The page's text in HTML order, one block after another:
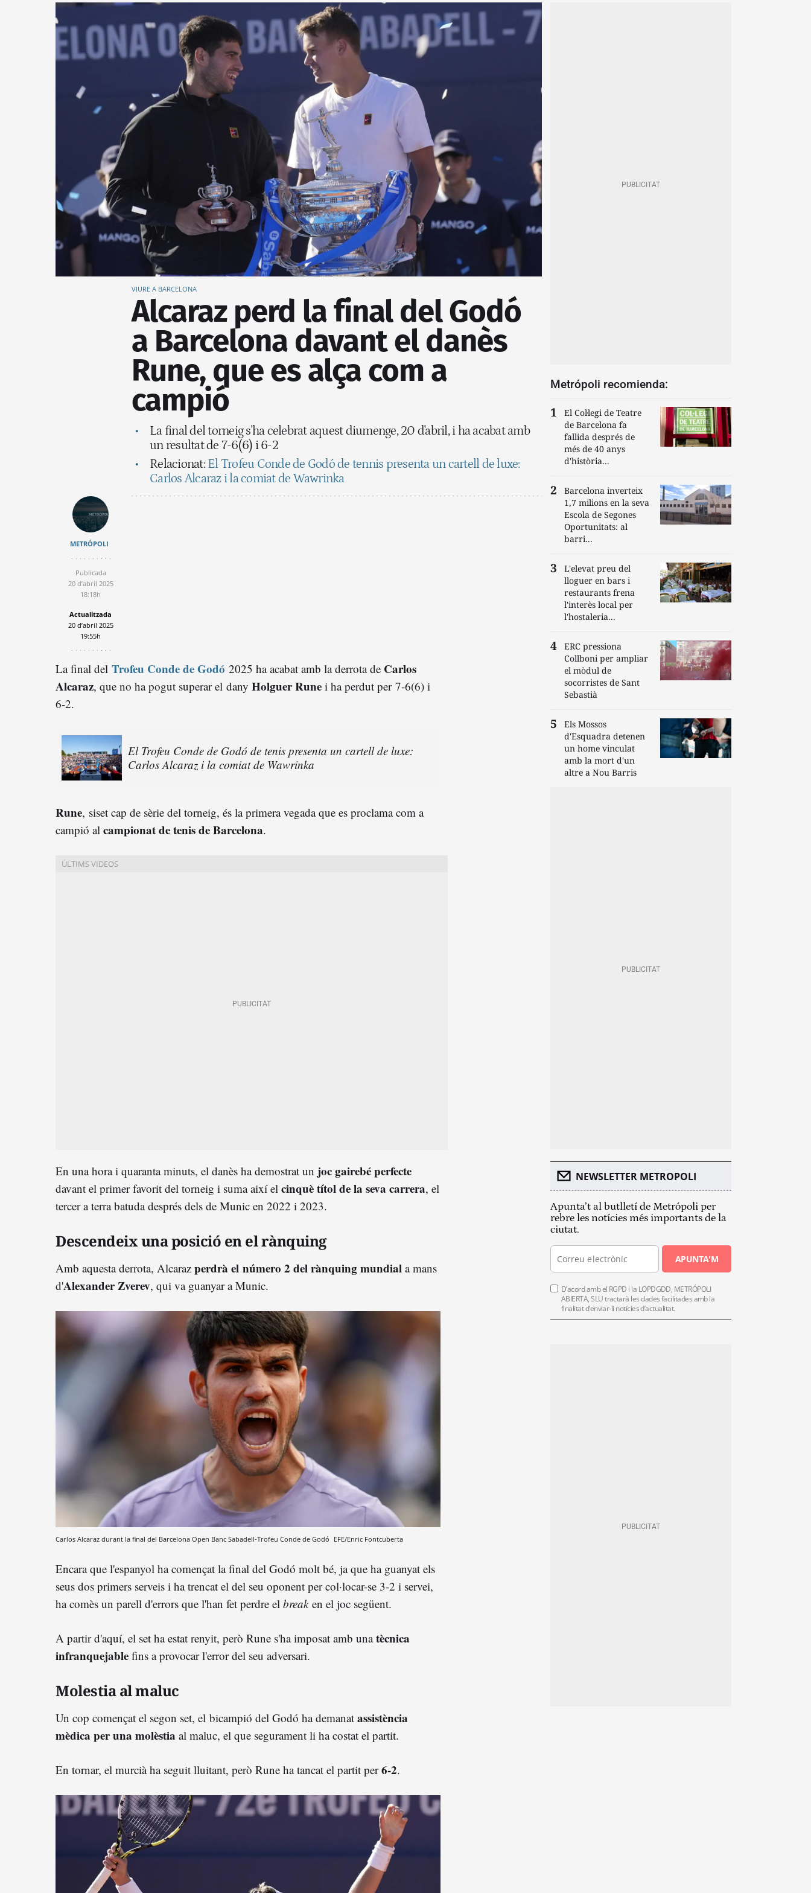
VIURE A BARCELONA
Alcaraz perd la final del Godó
a Barcelona davant el danès
Rune, que es alça com a
campió
La final del torneig s'ha celebrat aquest diumenge, 20 d'abril, i ha acabat amb
un resultat de 7-6(6) i 6-2
Relacionat: El Trofeu Conde de Godó de tennis presenta un cartell de luxe:
Carlos Alcaraz i la comiat de Wawrinka
METRÓPOLI
Publicada
20 d’abril 2025
18:18h
Actualitzada
20 d’abril 2025
19:55h
La final del Trofeu Conde de Godó 2025 ha acabat amb la derrota de Carlos
Alcaraz, que no ha pogut superar el dany Holguer Rune i ha perdut per 7-6(6) i
6-2.
El Trofeu Conde de Godó de tenis presenta un cartell de luxe:
Carlos Alcaraz i la comiat de Wawrinka
Rune, siset cap de sèrie del torneig, és la primera vegada que es proclama com a
campió al campionat de tenis de Barcelona.
En una hora i quaranta minuts, el danès ha demostrat un joc gairebé perfecte
davant el primer favorit del torneig i suma així el cinquè títol de la seva carrera, el
tercer a terra batuda després dels de Munic en 2022 i 2023.
Descendeix una posició en el rànquing
Amb aquesta derrota, Alcaraz perdrà el número 2 del rànquing mundial a mans
d'Alexander Zverev, qui va guanyar a Munic.
Carlos Alcaraz durant la final del Barcelona Open Banc Sabadell-Trofeu Conde de Godó EFE/Enric Fontcuberta
Encara que l'espanyol ha començat la final del Godó molt bé, ja que ha guanyat els
seus dos primers serveis i ha trencat el del seu oponent per col·locar-se 3-2 i servei,
ha comès un parell d'errors que l'han fet perdre el breaken el joc següent.
A partir d'aquí, el set ha estat renyit, però Rune s'ha imposat amb unatècnica
infranquejable fins a provocar l'error del seu adversari.
Molestia al maluc
Un cop començat el segon set, el bicampió del Godó ha demanat assistència
mèdica per una molèstia al maluc, el que segurament li ha costat el partit.
En tornar, el murcià ha seguit lluitant, però Rune ha tancat el partit per6-2.
Metrópoli recomienda:
El Col·legi de Teatre
de Barcelona fa
fallida després de
més de 40 anys
d'història...
Barcelona inverteix
1,7 milions en la seva
Escola de Segones
Oportunitats: al
barri...
L'elevat preu del
lloguer en bars i
restaurants frena
l'interès local per
l'hostaleria...
ERC pressiona
Collboni per ampliar
el mòdul de
socorristes de Sant
Sebastià
Els Mossos
d'Esquadra detenen
un home vinculat
amb la mort d'un
altre a Nou Barris
NEWSLETTER METROPOLI
Apunta’t al butlletí de Metrópoli per
rebre les notícies més importants de la
ciutat.
APUNTA'M
D’acord amb el RGPD i la LOPDGDD, METRÓPOLI
ABIERTA, SLU tractarà les dades facilitades amb la
finalitat d’enviar-li notícies d’actualitat.